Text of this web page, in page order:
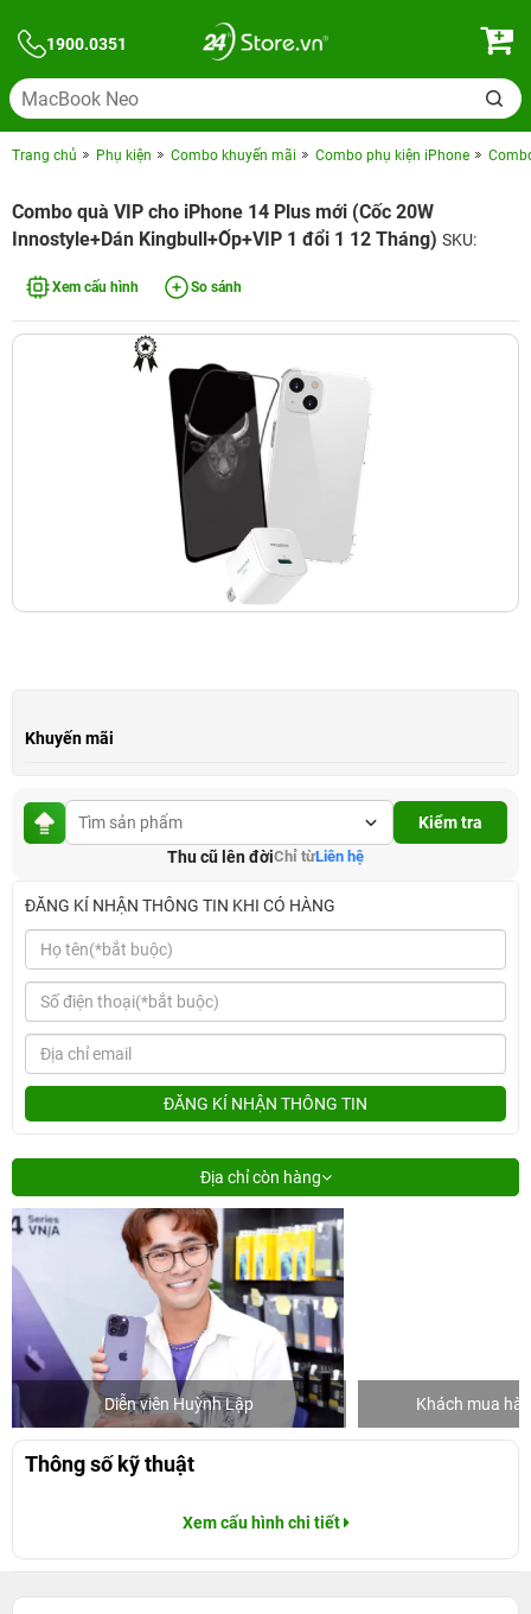
1900.0351
Trang chủ Phụ kiện Combo khuyến mãi Combo phụ kiện iPhone
Combo quà VIP cho iPhone 14 Plus mới (Cốc 20W
Innostyle+Dán Kingbull+Ốp+VIP 1 đổi 1 12 Tháng) SKU:
Xem cấu hình So sánh
Khuyến mãi
Kiểm tra
Thu cũ lên đờiChỉ từLiên hệ
ĐĂNG KÍ NHẬN THÔNG TIN KHI CÓ HÀNG
ĐĂNG KÍ NHẬN THÔNG TIN
Địa chỉ còn hàng
Diễn viên Huỳnh Lập Khách mua
Thông số kỹ thuật
Xem cấu hình chi tiết